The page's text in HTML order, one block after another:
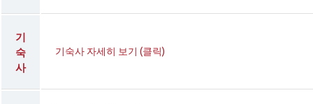
기
숙
사
기숙사 자세히 보기 (클릭)